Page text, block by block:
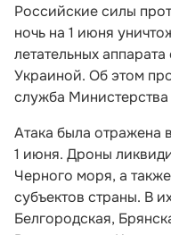
Российские силы
ночь на 1 июня
летательных
Украиной. Об этом
служба
Атака была отражена
1 июня. Дроны
Черного моря, а
субъектов страны. В
Белгородская,